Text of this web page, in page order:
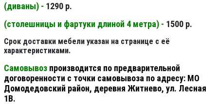
(диваны) - 1290 р.
(столешницы и фартуки длиной 4 метра) - 1500 р.
Срок доставки мебели указан на странице с её
характеристиками.
Самовывоз производится по предварительной
договоренности с точки самовывоза по адресу: МО
Домодедовский район, деревня Житнево, ул. Лесная
1В.